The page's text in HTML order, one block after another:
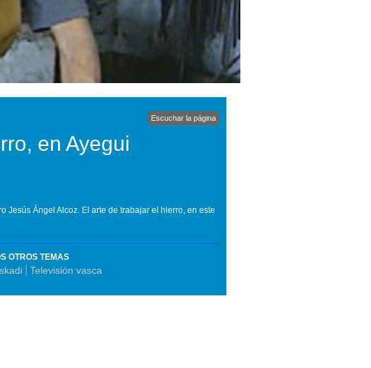
Escuchar la página
en Ayegui
Jesús Ángel Alcoz. El arte de trabajar el hierro, en este
OTROS TEMAS
Televisión vasca